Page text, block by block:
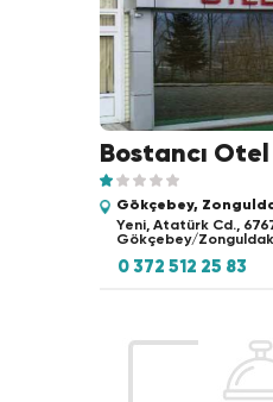
Bostancı Otel
Gökçebey,
Yeni, Atatürk Cd.,
Gökçebey/Zonguldak
0 372 512 25 83